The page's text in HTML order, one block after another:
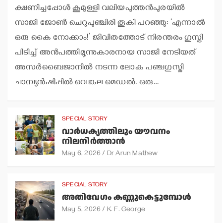
ക്ഷണിച്ചപ്പോള്‍ കൂമുള്ളി വലിയപുത്തന്‍പുരയില്‍
സാജി ജോണ്‍ ചെറുപുഞ്ചിരി തൂകി പറഞ്ഞു: ‘എന്നാല്‍
ഒരു കൈ നോക്കാം!’ ജീവിതത്തോട് നിരന്തരം ഗുസ്തി
പിടിച്ച് അന്‍പത്തിമൂന്നുകാരനായ സാജി നേടിയത്
അസര്‍ബൈജാനില്‍ നടന്ന ലോക പഞ്ചഗുസ്തി
ചാമ്പ്യന്‍ഷിപ്പില്‍ വെങ്കല മെഡല്‍. ഒരു…
SPECIAL STORY
വാര്‍ധക്യത്തിലും യൗവനം
നിലനിര്‍ത്താന്‍
May 6, 2026 Dr Arun Mathew
SPECIAL STORY
അതിവേഗം കണ്ണുകെട്ടുമ്പോള്‍
May 5, 2026 K. F. George